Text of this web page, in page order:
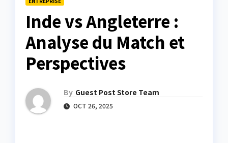
Inde vs Angleterre :
Analyse du Match et
Perspectives
By Guest Post Store Team
OCT 26, 2025